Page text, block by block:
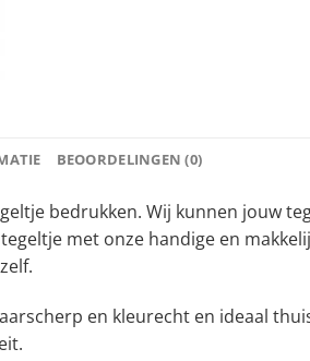
BEOORDELINGEN (0)
bedrukken. Wij kunnen jouw
met onze handige en
en kleurecht en ideaal